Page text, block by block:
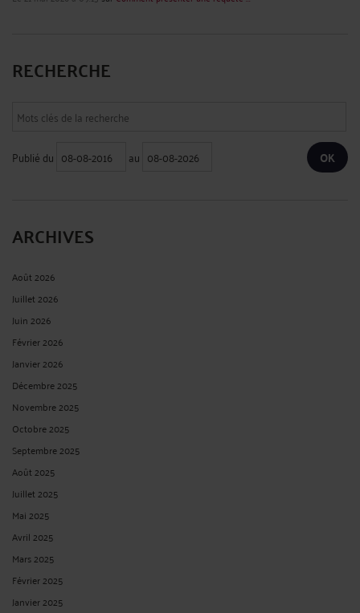
RECHERCHE
Publié du au
ARCHIVES
Août 2026
Juillet 2026
Juin 2026
Février 2026
Janvier 2026
Décembre 2025
Novembre 2025
Octobre 2025
Septembre 2025
Août 2025
Juillet 2025
Mai 2025
Avril 2025
Mars 2025
Février 2025
Janvier 2025